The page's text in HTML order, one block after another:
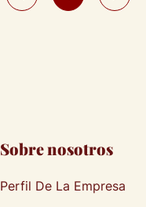
Sobre nosotros
Perfil De La Empresa